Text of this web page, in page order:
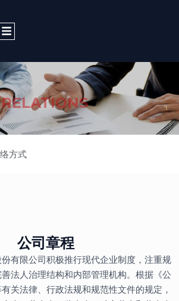
方式
公司章程
有限公司积极推行现代企业制度，注重规
法人治理结构和内部管理机构。根据《公
关法律、行政法规和规范性文件的规定，